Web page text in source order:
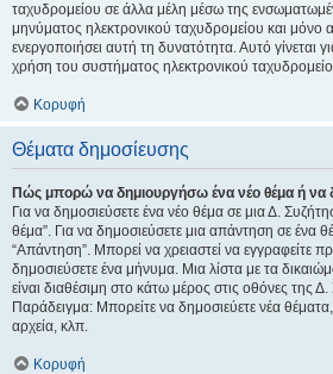
ταχυδρομείου σε άλλα μέλη μέσω της
μηνύματος ηλεκτρονικού ταχυδρομείου και μόνο
ενεργοποιήσει αυτή τη δυνατότητα. Αυτό γίνεται
χρήση του συστήματος ηλεκτρονικού
Κορυφή
Θέματα δημοσίευσης
Πώς μπορώ να δημιουργήσω ένα νέο θέμα ή να
Για να δημοσιεύσετε ένα νέο θέμα σε μια Δ.
θέμα”. Για να δημοσιεύσετε μια απάντηση σε ένα
“Απάντηση”. Μπορεί να χρειαστεί να εγγραφείτε
δημοσιεύσετε ένα μήνυμα. Μια λίστα με τα
είναι διαθέσιμη στο κάτω μέρος στις οθόνες της
Παράδειγμα: Μπορείτε να δημοσιεύετε νέα
αρχεία, κλπ.
Κορυφή